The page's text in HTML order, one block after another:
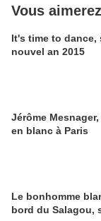
Vous
It's time to dance,
nouvel an 2015
Jérôme
en blanc à Paris
Le bonhomme
bord du Salagou,